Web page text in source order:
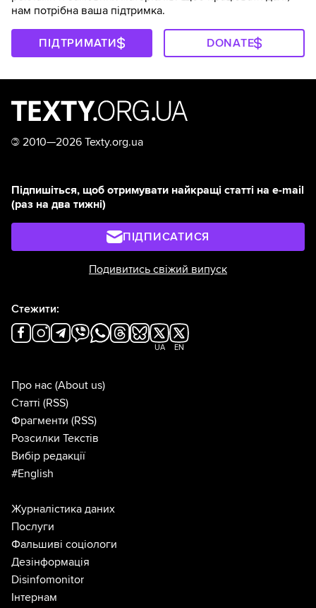
нам потрібна ваша підтримка.
ПІДТРИМАТИ DONATE
© 2010—2026 Texty.org.ua
Підпишіться, щоб отримувати найкращі статті на e-mail
(раз на два тижні)
ПІДПИСАТИСЯ
Подивитись свіжий випуск
Стежити:
UA EN
Про нас (About us)
Статті (RSS)
Фрагменти (RSS)
Розсилки Текстів
Вибір редакції
#English
Журналістика даних
Послуги
Фальшиві соціологи
Дезінформація
Disinfomonitor
Інтернам